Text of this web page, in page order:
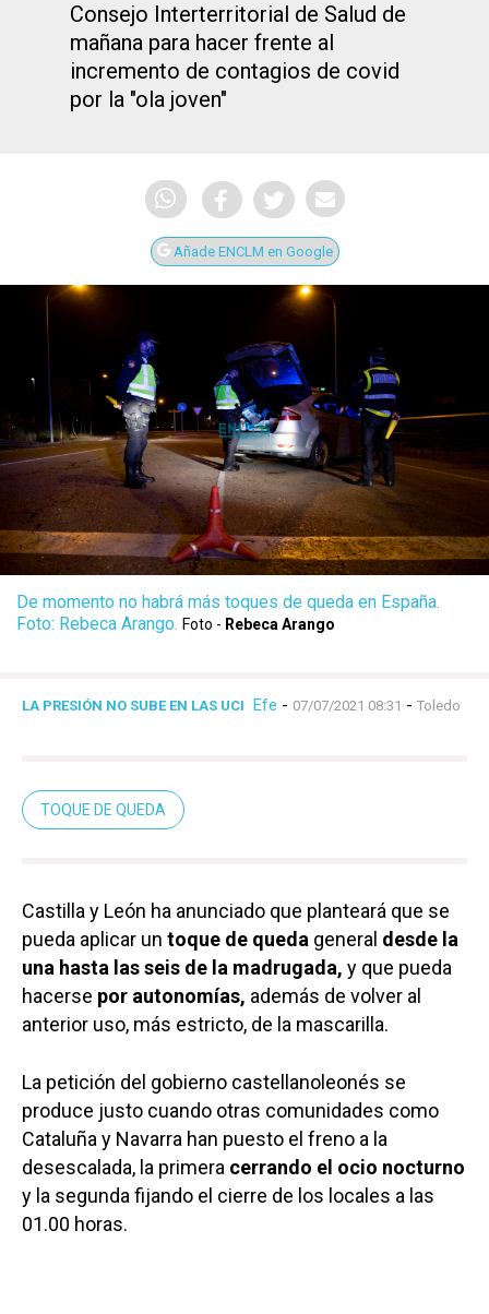
Consejo Interterritorial de Salud de
mañana para hacer frente al
incremento de contagios de covid
por la "ola joven"
Añade ENCLM en Google
De momento no habrá más toques de queda en España.
Foto: Rebeca Arango. Foto - Rebeca Arango
LA PRESIÓN NO SUBE EN LAS UCI Efe - 07/07/2021 08:31 - Toledo
TOQUE DE QUEDA
Castilla y León ha anunciado que planteará que se
pueda aplicar un toque de queda general desde la
una hasta las seis de la madrugada, y que pueda
hacerse por autonomías, además de volver al
anterior uso, más estricto, de la mascarilla.
La petición del gobierno castellanoleonés se
produce justo cuando otras comunidades como
Cataluña y Navarra han puesto el freno a la
desescalada, la primera cerrando el ocio nocturno
y la segunda fijando el cierre de los locales a las
01.00 horas.